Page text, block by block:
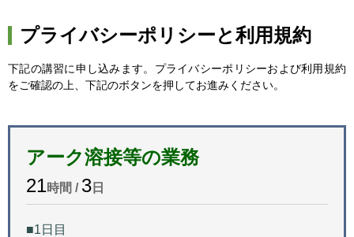
プライバシーポリシーと利用規約
下記の講習に申し込みます。プライバシーポリシーおよび利用規約
をご確認の上、下記のボタンを押してお進みください。
アーク溶接等の業務
21時間 / 3 日
■1日目